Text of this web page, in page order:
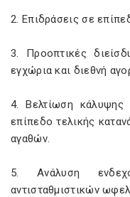
2. Επιδράσεις σε
3. Προοπτικές
εγχώρια και διεθνή
4. Βελτίωση
επίπεδο τελικής
αγαθών.
5. Ανάλυση
αντισταθμιστικών